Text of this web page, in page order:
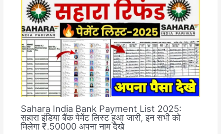
Sahara India Bank Payment List 2025:
सहारा इंडिया बैंक पेमेंट लिस्ट हुआ जारी, इन सभी को
मिलेगा ₹.50000 अपना नाम देखे